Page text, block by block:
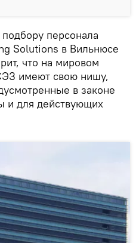
персонала
Solutions в Вильнюсе
что на мировом
имеют свою нишу,
в законе
и для действующих